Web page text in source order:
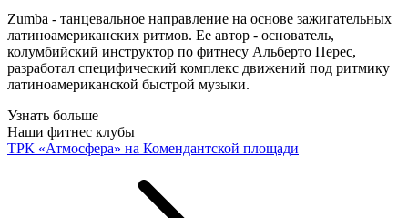
Zumba - танцевальное направление на основе зажигательных
латиноамериканских ритмов. Ее автор - основатель,
колумбийский инструктор по фитнесу Альберто Перес,
разработал специфический комплекс движений под ритмику
латиноамериканской быстрой музыки.
Узнать больше
Наши фитнес клубы
ТРК «Атмосфера» на Комендантской площади